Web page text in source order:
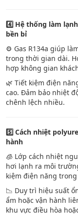
4️Hệ thống làm lạnh
bền bỉ
⚙️ Gas R134a giúp
trong thời gian dài.
hợp không gian
🌿 Tiết kiệm điện
cao. Đảm bảo nhiệt
chênh lệch nhiều.
5️Cách nhiệt
hành
🧊 Lớp cách nhiệt
hơi lạnh ra môi
kiệm điện năng
📉 Duy trì hiệu suất
ẩm hoặc vận hành
khu vực điều hòa